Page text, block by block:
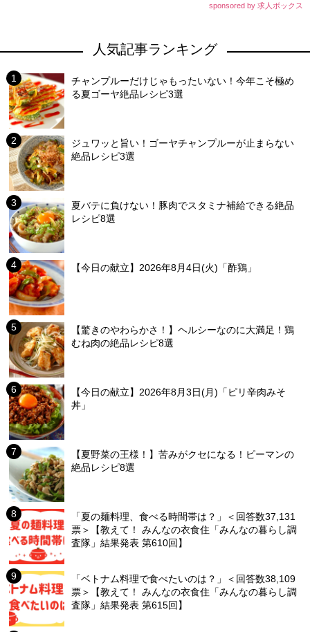
sponsored by 求人ボックス
人気記事ランキング
チャンプルーだけじゃもったいない！今年こそ極め
る夏ゴーヤ絶品レシピ3選
ジュワッと旨い！ゴーヤチャンプルーが止まらない
絶品レシピ3選
夏バテに負けない！豚肉でスタミナ補給できる絶品
レシピ8選
【今日の献立】2026年8月4日(火)「酢鶏」
【驚きのやわらかさ！】ヘルシーなのに大満足！鶏
むね肉の絶品レシピ8選
【今日の献立】2026年8月3日(月)「ピリ辛肉みそ
丼」
【夏野菜の王様！】苦みがクセになる！ピーマンの
絶品レシピ8選
「夏の麺料理、食べる時間帯は？」＜回答数37,131
票＞【教えて！ みんなの衣食住「みんなの暮らし調
査隊」結果発表 第610回】
「ベトナム料理で食べたいのは？」＜回答数38,109
票＞【教えて！ みんなの衣食住「みんなの暮らし調
査隊」結果発表 第615回】